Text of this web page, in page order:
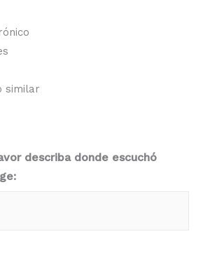
similar
describa donde escuchó